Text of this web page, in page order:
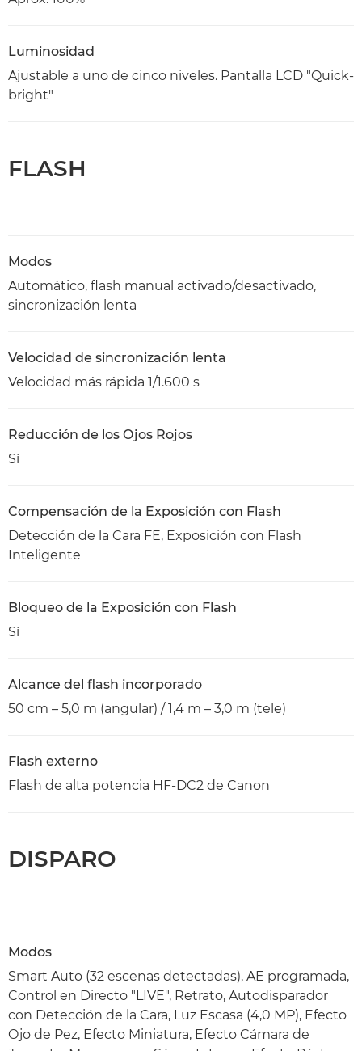
Luminosidad
Ajustable a uno de cinco niveles. Pantalla LCD "Quick-
bright"
FLASH
Modos
Automático, flash manual activado/desactivado,
sincronización lenta
Velocidad de sincronización lenta
Velocidad más rápida 1/1.600 s
Reducción de los Ojos Rojos
Sí
Compensación de la Exposición con Flash
Detección de la Cara FE, Exposición con Flash
Inteligente
Bloqueo de la Exposición con Flash
Sí
Alcance del flash incorporado
50 cm – 5,0 m (angular) / 1,4 m – 3,0 m (tele)
Flash externo
Flash de alta potencia HF-DC2 de Canon
DISPARO
Modos
Smart Auto (32 escenas detectadas), AE programada,
Control en Directo "LIVE", Retrato, Autodisparador
con Detección de la Cara, Luz Escasa (4,0 MP), Efecto
Ojo de Pez, Efecto Miniatura, Efecto Cámara de